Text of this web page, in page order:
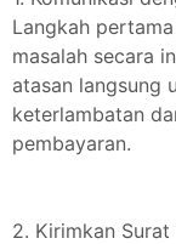
Langkah
masalah secara
atasan langsung
keterlambatan
pembayaran.
2. Kirimkan Surat